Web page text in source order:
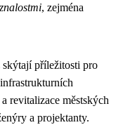
, zejména
skýtají příležitosti pro
revitalizace městských
a projektanty.